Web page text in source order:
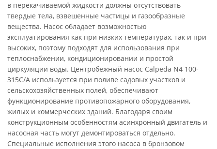
в перекачиваемой жидкости должны отсутствовать
твердые тела, взвешенные частицы и газообразные
вещества. Насос обладает возможностью
эксплуатирования как при низких температурах, так и при
высоких, поэтому подходят для использования при
теплоснабжении, кондиционировании и простой
циркуляции воды. Центробежный насос Calpeda N4 100-
315C/A используется при поливе садовых участков и
сельскохозяйственных полей, обеспечивают
функционирование противопожарного оборудования,
жилых и коммерческих зданий. Благодаря своим
конструкционным особенностям асинхронный двигатель и
насосная часть могут демонтироваться отдельно.
Специальные исполнения этого насоса в бронзовом